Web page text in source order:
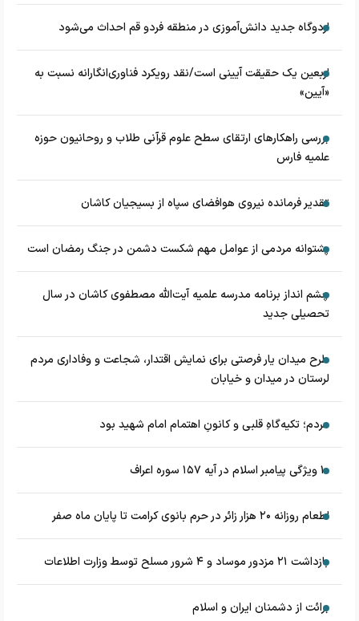
اردوگاه جدید دانش‌آموزی در منطقه فردو قم احداث می‌شود
اربعین یک حقیقت آیینی است/نقد رویکرد فناوری‌انگارانه نسبت به
«آیین»
بررسی راهکارهای ارتقای سطح علوم قرآنی طلاب و روحانیون حوزه
علمیه فارس
تقدیر فرمانده نیروی هوافضای سپاه از بسیجیان کاشان
پشتوانه مردمی از عوامل مهم شکست دشمن در جنگ رمضان است
چشم‌ انداز برنامه مدرسه علمیه آیت‌الله مصطفوی کاشان در سال
تحصیلی جدید
طرح میدان یار فرصتی برای نمایش اقتدار، شجاعت و وفاداری مردم
لرستان در میدان و خیابان
مردم؛ تکیه‌گاهِ قلبی و کانونِ اهتمام امام شهید بود
۱۰ ویژگی پیامبر اسلام در آیه ۱۵۷ سوره اعراف
اطعام روزانه ۲۰ هزار زائر در حرم بانوی کرامت تا پایان ماه صفر
بازداشت ۲۱ مزدور موساد و ۴ شرور مسلح توسط وزارت اطلاعات
برائت از دشمنان ایران و اسلام